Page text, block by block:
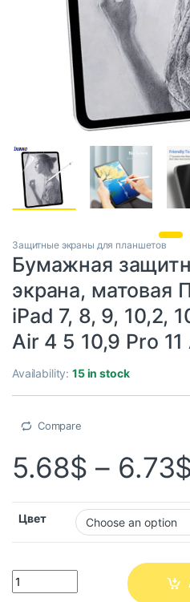
Защитные экраны для планшетов
Бумажная
экрана, матовая
iPad 7, 8, 9, 10,2,
Air 4 5 10,9 Pro
Availability:15 in stock
Compare
5.68$ – 6.73
Цвет